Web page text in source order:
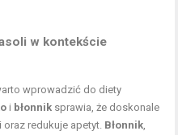
w kontekście
wprowadzić do diety
i błonnik sprawia, że doskonale
redukuje apetyt. Błonnik